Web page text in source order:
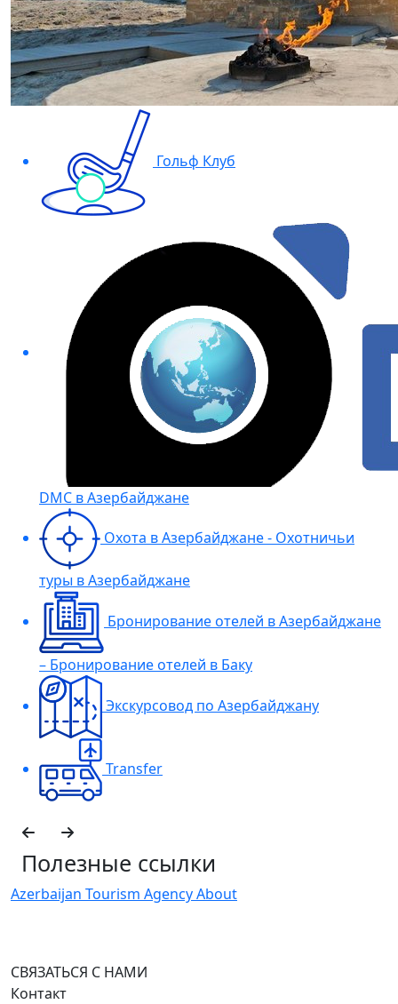
Гольф Клуб
DMC в Азербайджане
Охота в Азербайджане - Охотничьи
туры в Азербайджане
Бронирование отелей в Азербайджане
– Бронирование отелей в Баку
Экскурсовод по Азербайджану
Transfer
Полезные ссылки
Azerbaijan Tourism Agency About
СВЯЗАТЬСЯ С НАМИ
Контакт